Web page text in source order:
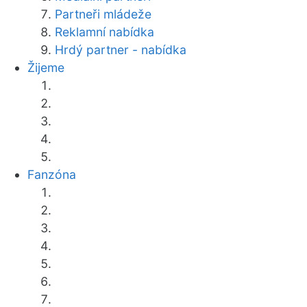
Partneři mládeže
Reklamní nabídka
Hrdý partner - nabídka
Žijeme
Fanzóna